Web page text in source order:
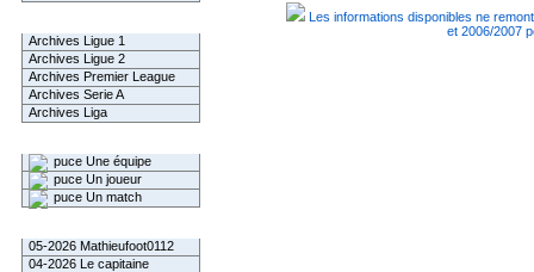
Archives Ligue 1
Archives Ligue 2
Archives Premier League
Archives Serie A
Archives Liga
Une équipe
Un joueur
Un match
05-2026 Mathieufoot0112
04-2026 Le capitaine
Les informations disponibles ne
et 2006/2007